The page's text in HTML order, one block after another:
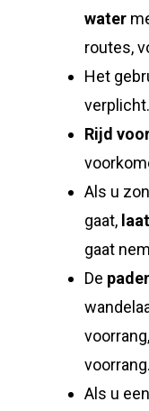
water
routes,
Het
verplicht.
Rijd
Als u
gaat,
gaat
De
voorrang.
Als u een